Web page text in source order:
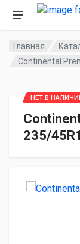
Главная
Continental
235/
НЕТ В